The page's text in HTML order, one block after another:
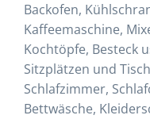
Backofen,
Kaffeemaschine,
Kochtöpfe, Besteck
Sitzplätzen und
Schlafzimmer,
Bettwäsche,